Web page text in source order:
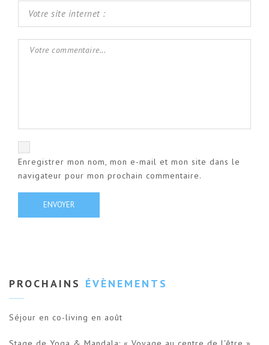
Enregistrer mon nom, mon e-mail et mon site dans le
navigateur pour mon prochain commentaire.
PROCHAINS ÉVÈNEMENTS
Séjour en co-living en août